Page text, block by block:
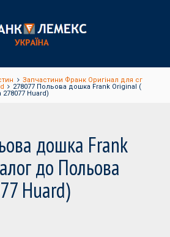
Запчастини Франк Оригінал для сг
278077 Польова дошка Frank Original (
Huard)
дошка Frank
до Польова
Huard)